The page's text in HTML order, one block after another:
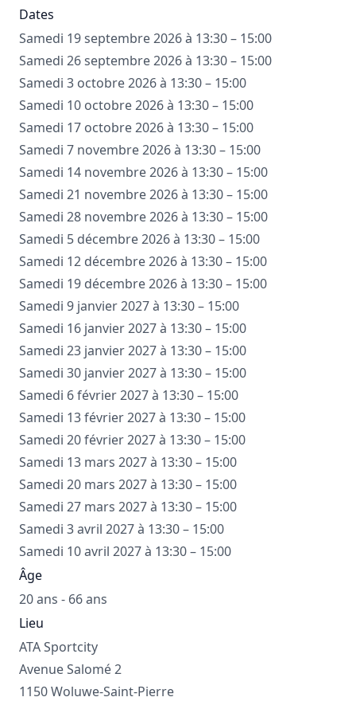
Dates
Samedi 19 septembre 2026 à 13:30 – 15:00
Samedi 26 septembre 2026 à 13:30 – 15:00
Samedi 3 octobre 2026 à 13:30 – 15:00
Samedi 10 octobre 2026 à 13:30 – 15:00
Samedi 17 octobre 2026 à 13:30 – 15:00
Samedi 7 novembre 2026 à 13:30 – 15:00
Samedi 14 novembre 2026 à 13:30 – 15:00
Samedi 21 novembre 2026 à 13:30 – 15:00
Samedi 28 novembre 2026 à 13:30 – 15:00
Samedi 5 décembre 2026 à 13:30 – 15:00
Samedi 12 décembre 2026 à 13:30 – 15:00
Samedi 19 décembre 2026 à 13:30 – 15:00
Samedi 9 janvier 2027 à 13:30 – 15:00
Samedi 16 janvier 2027 à 13:30 – 15:00
Samedi 23 janvier 2027 à 13:30 – 15:00
Samedi 30 janvier 2027 à 13:30 – 15:00
Samedi 6 février 2027 à 13:30 – 15:00
Samedi 13 février 2027 à 13:30 – 15:00
Samedi 20 février 2027 à 13:30 – 15:00
Samedi 13 mars 2027 à 13:30 – 15:00
Samedi 20 mars 2027 à 13:30 – 15:00
Samedi 27 mars 2027 à 13:30 – 15:00
Samedi 3 avril 2027 à 13:30 – 15:00
Samedi 10 avril 2027 à 13:30 – 15:00
Âge
20 ans - 66 ans
Lieu
ATA Sportcity
Avenue Salomé 2
1150 Woluwe-Saint-Pierre